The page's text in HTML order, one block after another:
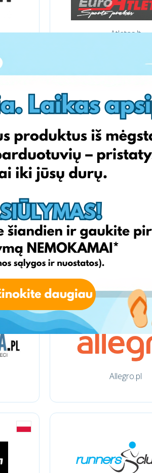
Atletas.lt
Sportsman.lt
Allegro.pl